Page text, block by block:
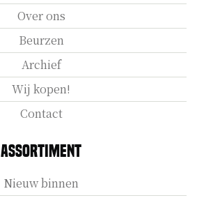
Over ons
Beurzen
Archief
Wij kopen!
Contact
Assortiment
Nieuw binnen